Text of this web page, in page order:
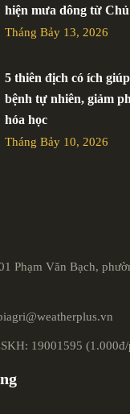
hiện mưa dông từ
Tháng Bảy 13, 2026
5 thiên địch có ích
bệnh tự nhiên, giảm
hóa học
Tháng Bảy 10, 2026
Phạm Văn Bạch,
19001595